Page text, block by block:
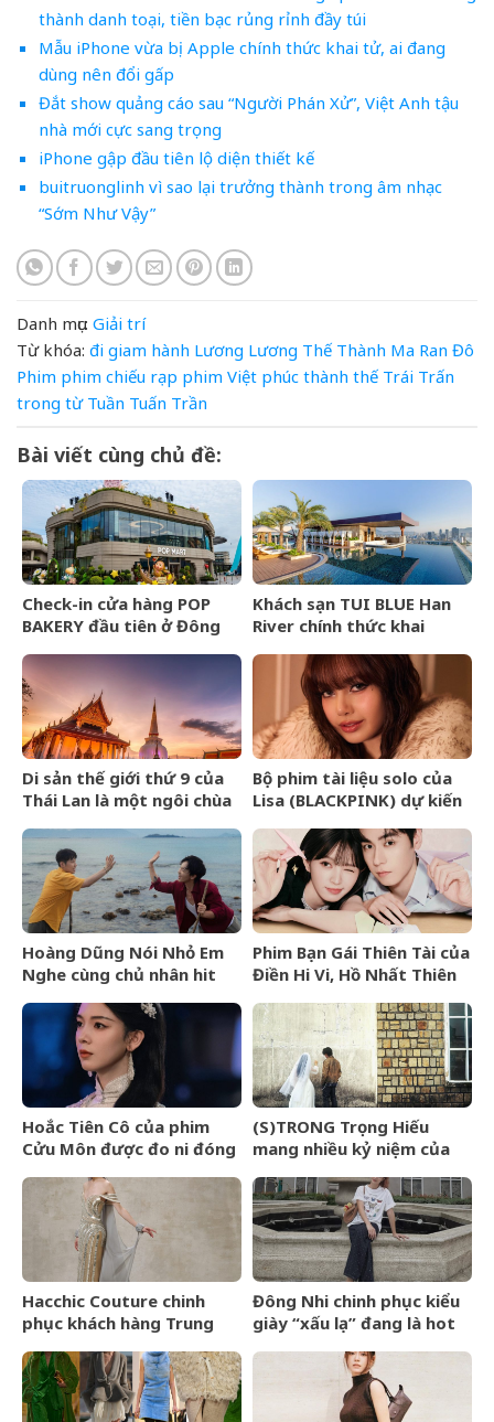
thành danh toại, tiền bạc rủng rỉnh đầy túi
Mẫu iPhone vừa bị Apple chính thức khai tử, ai đang
dùng nên đổi gấp
Đắt show quảng cáo sau “Người Phán Xử”, Việt Anh tậu
nhà mới cực sang trọng
iPhone gập đầu tiên lộ diện thiết kế
buitruonglinh vì sao lại trưởng thành trong âm nhạc
“Sớm Như Vậy”
Danh mục: Giải trí
Từ khóa: đi giam hành Lương Lương Thế Thành Ma Ran Đô
Phim phim chiếu rạp phim Việt phúc thành thế Trái Trấn
trong từ Tuần Tuấn Trần
Bài viết cùng chủ đề:
Check-in cửa hàng POP
BAKERY đầu tiên ở Đông
Khách sạn TUI BLUE Han
River chính thức khai
Di sản thế giới thứ 9 của
Thái Lan là một ngôi chùa
Bộ phim tài liệu solo của
Lisa (BLACKPINK) dự kiến
TIFF 2026
Hoàng Dũng Nói Nhỏ Em
Nghe cùng chủ nhân hit
Phim Bạn Gái Thiên Tài của
Điền Hi Vi, Hồ Nhất Thiên
kịch bản phi lý
Hoắc Tiên Cô của phim
Cửu Môn được đo ni đóng
(S)TRONG Trọng Hiếu
mang nhiều kỷ niệm của
vẫn yêu em) đến giây cuối
cùng
Hacchic Couture chinh
phục khách hàng Trung
thảo
Đông Nhi chinh phục kiểu
giày “xấu lạ” đang là hot